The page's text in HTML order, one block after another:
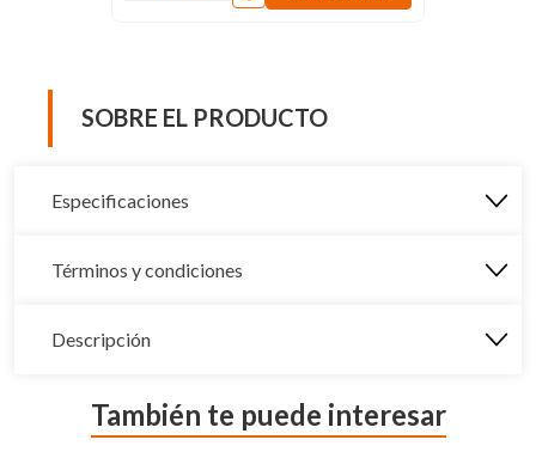
SOBRE EL PRODUCTO
Especificaciones
Términos y condiciones
Descripción
También te puede interesar